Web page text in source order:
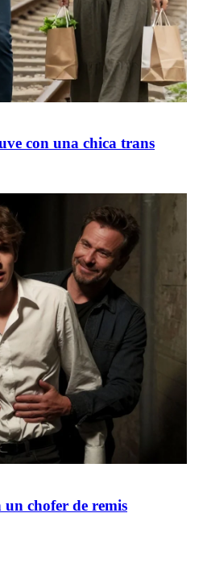
con una chica trans
chofer de remis